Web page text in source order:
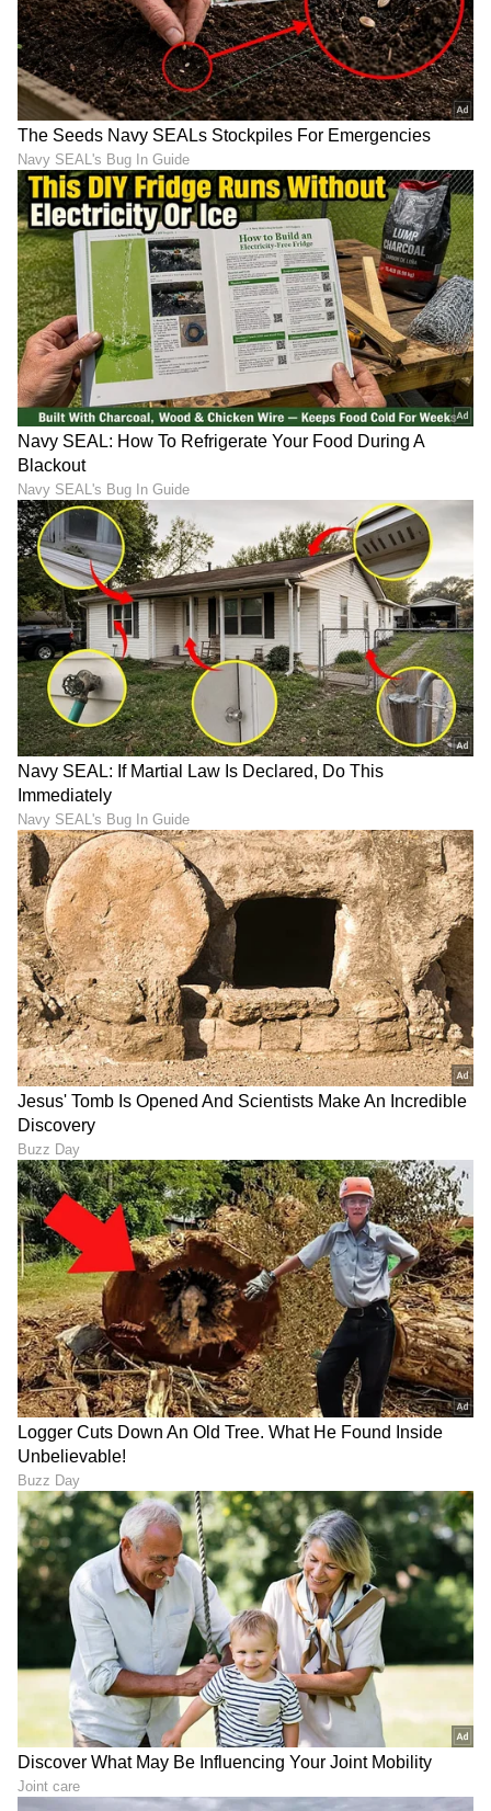
ಟೈಪ್ ಡಿ ಚಾರ್ಜರ್ ಬರುತ್ತಾ
ಸದ್ಯಕ್ಕೆ ಟೈಪ್-ಸಿ ನಂತರ ಟೈಪ್-ಡಿ ನಂತಹ ಯಾವುದೇ
ತಂತ್ರಜ್ಞಾನ ಬರುವ ಸಾಧ್ಯತೆ ಕಡಿಮೆ. ಇದಕ್ಕೆ ಒಂದು ಪ್ರಮುಖ
ಕಾರಣವೆಂದರೆ ಯುರೋಪಿಯನ್ ಯೂನಿಯನ್ ಕಾನೂನು,
ಇದು ಟೈಪ್-ಸಿ ಅನ್ನು ಚಾರ್ಜಿಂಗ್ ಸ್ಟ್ಯಾಂಡರ್ಡ್ ಆಗಿ
ಸ್ಥಾಪಿಸಿದೆ. ಅಷ್ಟೇ ಅಲ್ಲ, ಟೈಪ್-ಸಿ ಚಾರ್ಜಿಂಗ್
ಮಾನದಂಡವನ್ನು ನಿರಂತರವಾಗಿ ಸುಧಾರಿಸಲಾಗುತ್ತಿದೆ.
ಇದರರ್ಥ, ಅದರ ಗಾತ್ರ ಒಂದೇ ರೀತಿ ಇದ್ದರೂ,
ಕಾಲಾನಂತರದಲ್ಲಿ ಅದರ ವೇಗ ಮತ್ತು ವೈಶಿಷ್ಟ್ಯಗಳು
ವೇಗವಾಗಿ ಸುಧಾರಿಸಿವೆ. ಹೀಗಾಗಿ, ಟೈಪ್-ಸಿ ಪೋರ್ಟ್
ಭವಿಷ್ಯಕ್ಕೂ ಸೂಕ್ತವಾಗಿದೆ.
LATEST VIDEOS
ABOUT THE AUTHOR
CK Chethan Kumar
ಎಲೆಕ್ಟ್ರಾನಿಕ್, ಡಿಜಿಟಲ್ ಮಾಧ್ಯಮ ಸೇರಿ ಪತ್ರಿಕೋದ್ಯಮದಲ್ಲಿ 13
ವರ್ಷಗಳ ಅನುಭವ. ಊರು ಧರ್ಮಸ್ಥಳ. ಪತ್ರಿಕೋದ್ಯಮ
ಸ್ನಾತಕೋತ್ತರ ಪದವಿ ಪಡೆದಿದ್ದು ಉಜಿರೆ ಎಸ್‌ಡಿಎಂನಲ್ಲಿ. ಟಿವಿ9,
ಸ್ಟಾರ್ ಸ್ಪೋರ್ಟ್ಸ್‌ನಲ್ಲಿ ಕಾರ್ಯ ನಿರ್ವಹಿಸಿದ ಅನುಭವವಿದೆ.
ರಾಷ್ಟ್ರೀಯ, ಅಂತಾರಾಷ್ಟ್ರೀಯ, ಜಿಯೋ ಪಾಲಿಟಿಕ್ಸ್, ಆಟೋ, ಟೆಕ್,
ಸ್ಪೋರ್ಟ್ಸ್..ಏನೇ ಕೊಟ್ಟರೂ ಬರೆಯೋದು ನನ್ನ ಶಕ್ತಿ.
ಗ್ಯಾಜೆಟ್‌ಗಳು ತಂತ್ರಜ್ಞಾನ ಮೊಬೈಲ್
ಸ್ಮಾರ್ಟ್‌ಫೋನ್‌ಗಳುಮತ್ತು AI ನಿಂದ ಸೈಬರ್‌ ಭದ್ರತೆ
ಮತ್ತುವಿಜ್ಞಾನದ ಪ್ರಗತಿಯವರೆಗೆ ಇತ್ತೀಚಿನ ಟೆಕ್ನಾಲಜಿ
(Technology News in Kannada) ಬಗ್ಗೆ
ನಿರಂತರವಾದ ಅಪ್‌ಡೇಟ್‌. ಡಿಜಿಟಲ್ ಟ್ರೆಂಡ್‌ಗಳ ಕುರಿತು
ತಜ್ಞರ ಮಾತುಗಳು, ವಿವರವಾದ ಮಾಹಿತಿ ಮತ್ತು ಬ್ರೇಕಿಂಗ್
ನ್ಯೂಸ್‌ ಸಿಗುವ ಏಕೈಕ ತಾಣ ಏಷ್ಯಾನೆಟ್‌ ಸುವರ್ಣ
ನ್ಯೂಸ್‌. ಹೊಸಗ್ಯಾಜೆಟ್‌ರಿಲೀಸ್‌ ಆಯ್ತಾ? ಹೊಸ
ಸ್ಟಾರ್ಟ್‌ಅಪ್‌ಗಳು ಬಂದಿದ್ಯಾ? ಭವಿಷ್ಯವನ್ನು ಬದಲಿಸುವ
ಟೆಕ್‌ ಪಾಲಿಸಿ ಯಾವುದು? ಇವುಗಳ ಇಂಚಿಂಚೂ ಮಾಹಿತಿ
ಸಿಗಲಿದೆ. ಟೆಕ್‌ ಎಕ್ಸ್‌ಪ್ಲೇನರ್ಸ್‌ ಹಾಗೂ ಗ್ಯಾಜೆಟ್‌ ಡೆಮೋ
ವಿಡಿಯೋಗಳು ಕೂಡ ನೀವು ಕಾಣಬಹುದು.
DOWNLOAD APP
RECOMMENDED STORIES